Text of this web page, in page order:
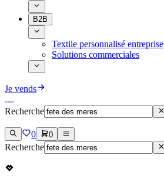
B2B
Textile personnalisé entreprise
Solutions commerciales
Je vends
Recherche
0 0
Recherche